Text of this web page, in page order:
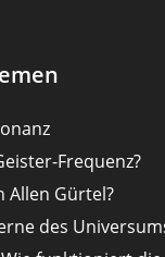
Frequenz?
Allen Gürtel?
des